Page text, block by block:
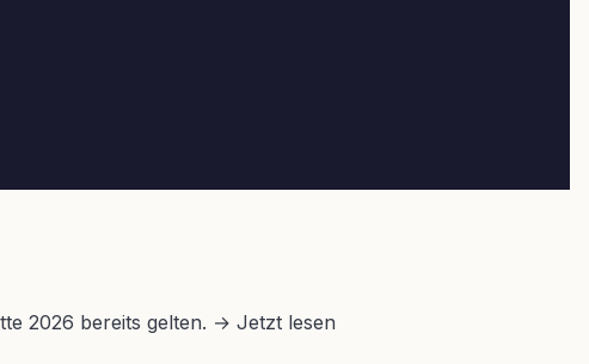
2026 bereits gelten. → Jetzt lesen